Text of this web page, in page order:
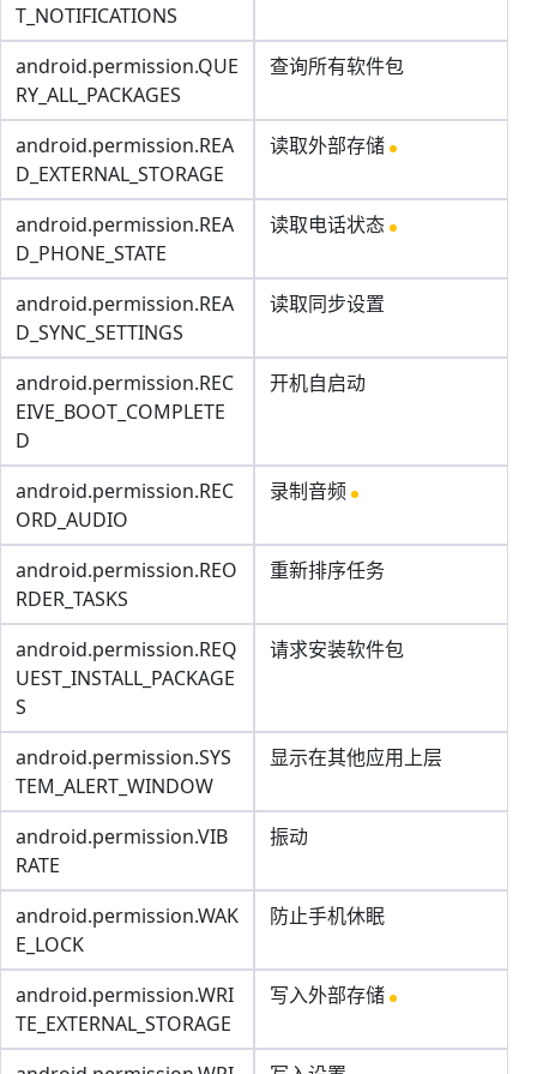
T_NOTIFICATIONS
android.permission.QUE
RY_ALL_PACKAGES
查询所有软件包
android.permission.REA
D_EXTERNAL_STORAGE
读取外部存储
android.permission.REA
D_PHONE_STATE
读取电话状态
android.permission.REA
D_SYNC_SETTINGS
读取同步设置
android.permission.REC
EIVE_BOOT_COMPLETE
D
开机自启动
android.permission.REC
ORD_AUDIO
录制音频
android.permission.REO
RDER_TASKS
重新排序任务
android.permission.REQ
UEST_INSTALL_PACKAGE
S
请求安装软件包
android.permission.SYS
TEM_ALERT_WINDOW
显示在其他应用上层
android.permission.VIB
RATE
振动
android.permission.WAK
E_LOCK
防止手机休眠
android.permission.WRI
TE_EXTERNAL_STORAGE
写入外部存储